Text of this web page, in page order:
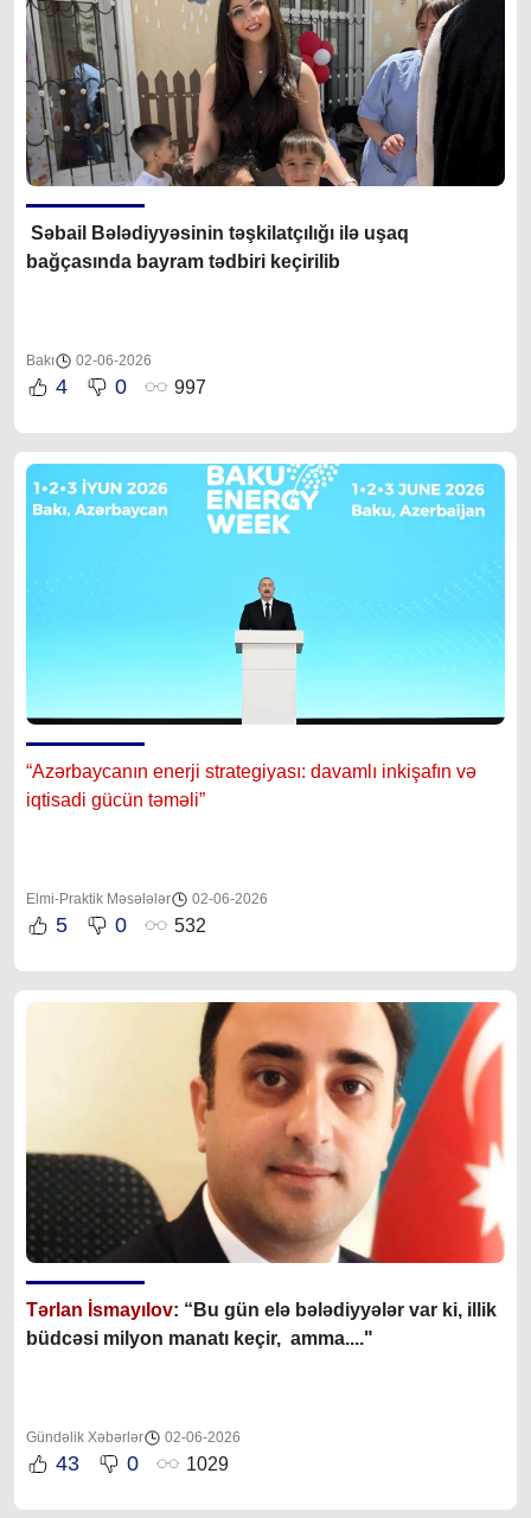
Səbail Bələdiyyəsinin təşkilatçılığı ilə uşaq
bağçasında bayram tədbiri keçirilib
Bakı 02-06-2026
4 0 997
“Azərbaycanın enerji strategiyası: davamlı inkişafın və
iqtisadi gücün təməli”
Elmi-Praktik Məsələlər 02-06-2026
5 0 532
Tərlan İsmayılov: “Bu gün elə bələdiyyələr var ki, illik
büdcəsi milyon manatı keçir, amma...."
Gündəlik Xəbərlər 02-06-2026
43 0 1029